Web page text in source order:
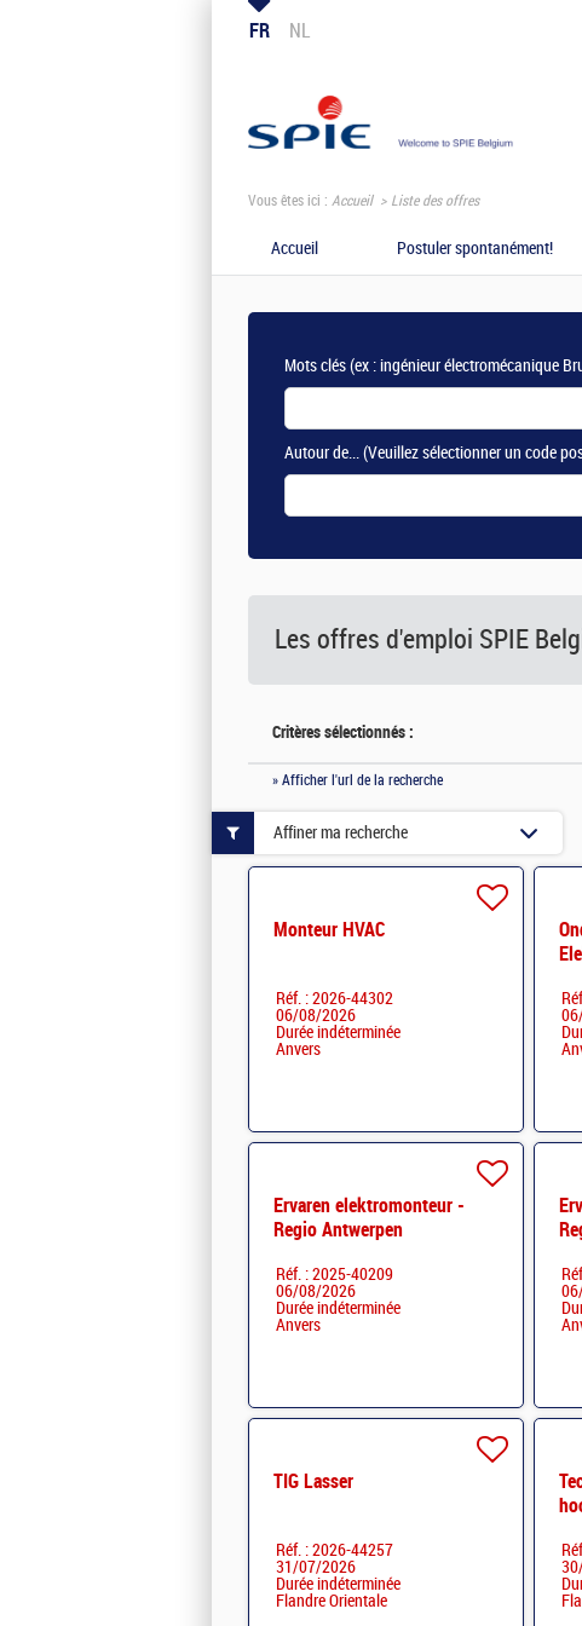
FR NL
Vous êtes ici : Accueil Liste des offres
Accueil Postuler spontanément!
Mots clés(ex : ingénieur électromécanique
Autour de...(Veuillez sélectionner un code
Les offres d'emploi SPIE
Critères sélectionnés :
» Afficher l'url de la recherche
Monteur HVAC
Réf. : 2026-44302
06/08/2026
Durée indéterminée
Anvers
Ervaren elektromonteur -
Regio Antwerpen
Réf. : 2025-40209
06/08/2026
Durée indéterminée
Anvers
TIG Lasser
Réf. : 2026-44257
31/07/2026
Durée indéterminée
Flandre Orientale
Affiner ma recherche